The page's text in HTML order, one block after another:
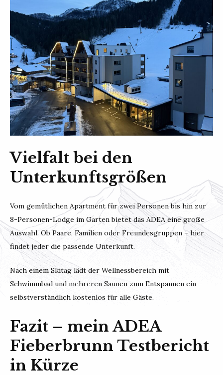
Vielfalt bei den
Unterkunftsgrößen
Vom gemütlichen Apartment für zwei Personen bis hin zur
8-Personen-Lodge im Garten bietet das ADEA eine große
Auswahl. Ob Paare, Familien oder Freundesgruppen – hier
findet jeder die passende Unterkunft.
Nach einem Skitag lädt der Wellnessbereich mit
Schwimmbad und mehreren Saunen zum Entspannen ein –
selbstverständlich kostenlos für alle Gäste.
Fazit – mein ADEA
Fieberbrunn Testbericht
in Kürze